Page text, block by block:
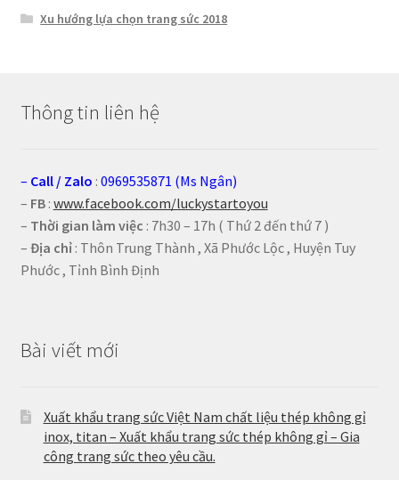
Xu hướng lựa chọn trang sức 2018
Thông tin liên hệ
– Call / Zalo : 0969535871 (Ms Ngân)
– FB: www.facebook.com/luckystartoyou
– Thời gian làm việc : 7h30 – 17h ( Thứ 2 đến thứ 7 )
– Địa chỉ: Thôn Trung Thành , Xã Phước Lộc , Huyện Tuy
Phước , Tỉnh Bình Định
Bài viết mới
Xuất khẩu trang sức Việt Nam chất liệu thép không gỉ
inox, titan – Xuất khẩu trang sức thép không gỉ – Gia
công trang sức theo yêu cầu.